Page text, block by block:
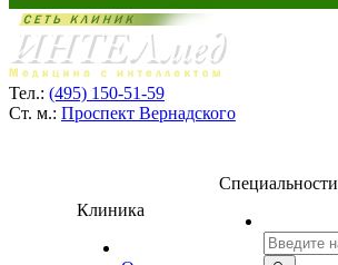
Тел.: (495) 150-51-59
Ст. м.: Проспект Вернадского
Клиника
Специальности